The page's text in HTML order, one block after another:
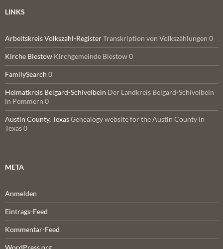
LINKS
Arbeitskreis Volkszahl-RegisterTranskription von Volkszählungen 0
Kirche Biestow Kirchgemeinde Biestow 0
FamilySearch 0
Heimatkreis Belgard-Schivelbein Der Landkreis Belgard-Schivelbein
in Pommern 0
Austin County, TexasGenealogy website for the Austin County in
Texas 0
META
Anmelden
Eintrags-Feed
Kommentar-Feed
WordPress.org